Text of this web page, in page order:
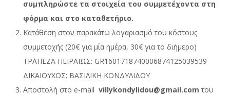
συμπληρώστε τα στοιχεία του συμμετέχοντα στη
φόρμα και στο καταθετήριο.
Κατάθεση στον παρακάτω λογαριασμό του κόστους
συμμετοχής (20€ για μία ημέρα, 30€ για το διήμερο)
ΤΡΑΠΕΖΑ ΠΕΙΡΑΙΩΣ: GR1601718740006874125039539
ΔΙΚΑΙΟΥΧΟΣ: ΒΑΣΙΛΙΚΗ ΚΟΝΔΥΛΙΔΟΥ
Αποστολή στο e-mail villykondylidou@gmail.com του